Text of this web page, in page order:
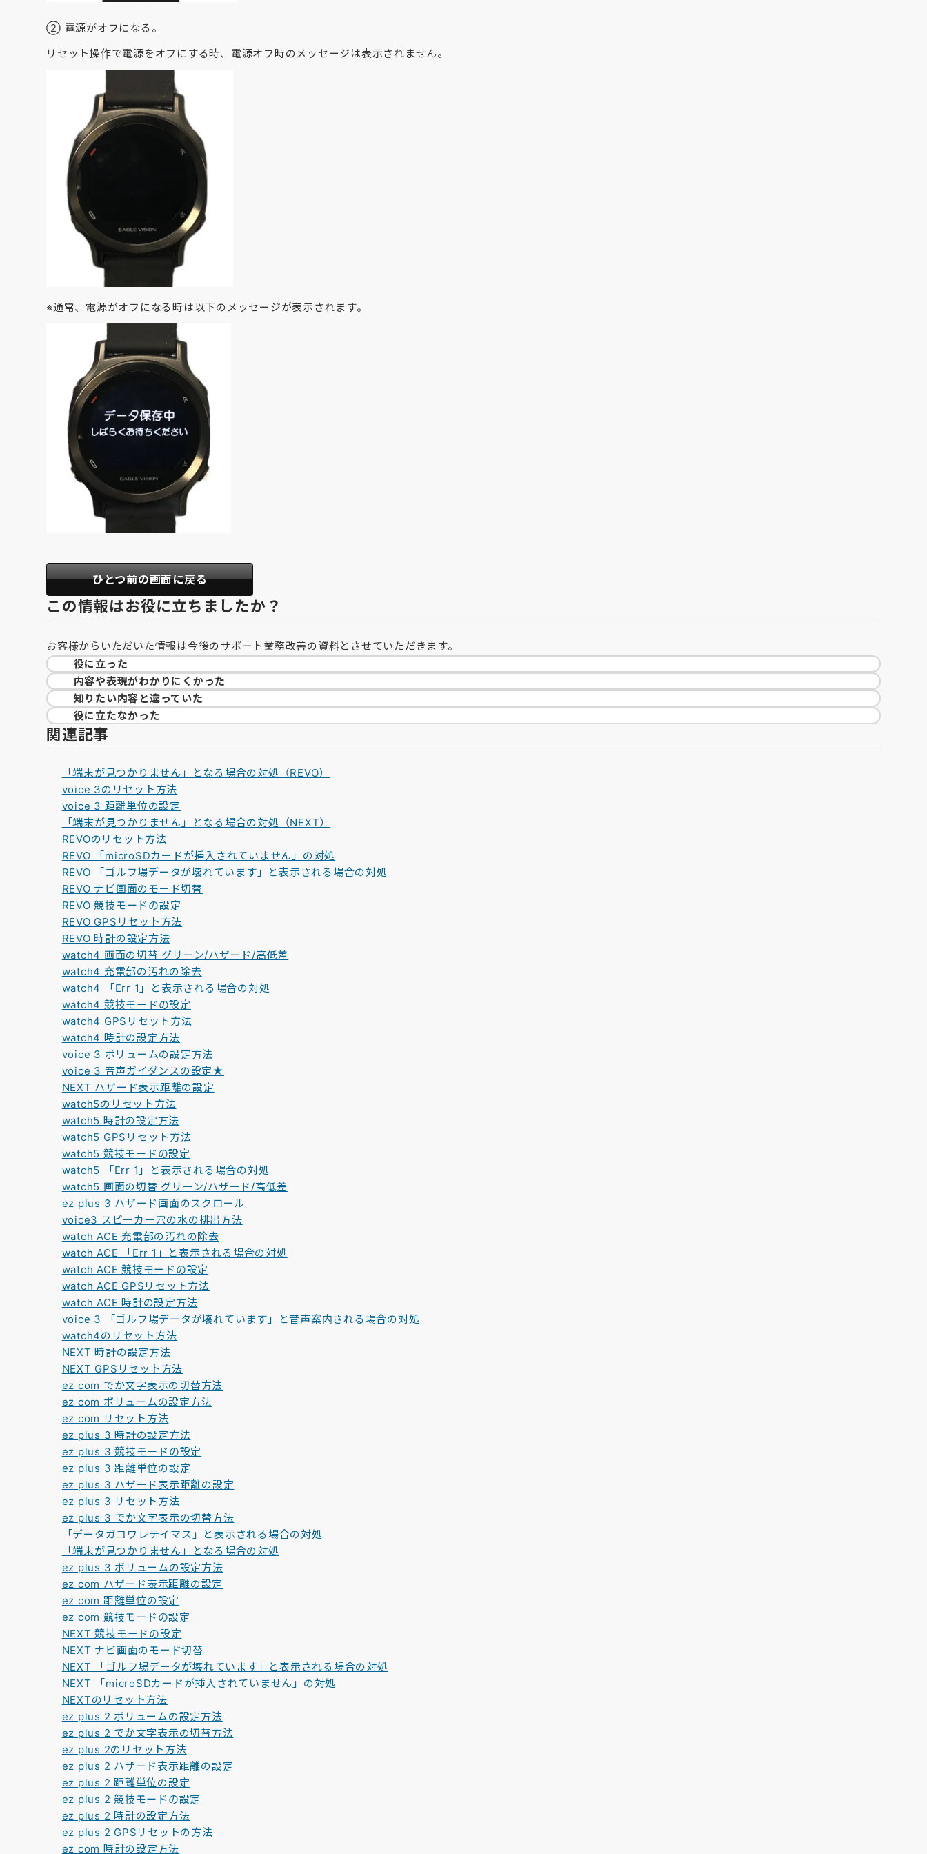
② 電源がオフになる。
リセット操作で電源をオフにする時、電源オフ時のメッセージは表示されません。
※通常、電源がオフになる時は以下のメッセージが表示されます。
ひとつ前の画面に戻る
この情報はお役に立ちましたか？
お客様からいただいた情報は今後のサポート業務改善の資料とさせていただきます。
役に立った
内容や表現がわかりにくかった
知りたい内容と違っていた
役に立たなかった
関連記事
「端末が見つかりません」となる場合の対処（REVO）
voice 3のリセット方法
voice 3 距離単位の設定
「端末が見つかりません」となる場合の対処（NEXT）
REVOのリセット方法
REVO 「microSDカードが挿入されていません」の対処
REVO 「ゴルフ場データが壊れています」と表示される場合の対処
REVO ナビ画面のモード切替
REVO 競技モードの設定
REVO GPSリセット方法
REVO 時計の設定方法
watch4 画面の切替 グリーン/ハザード/高低差
watch4 充電部の汚れの除去
watch4 「Err 1」と表示される場合の対処
watch4 競技モードの設定
watch4 GPSリセット方法
watch4 時計の設定方法
voice 3 ボリュームの設定方法
voice 3 音声ガイダンスの設定★
NEXT ハザード表示距離の設定
watch5のリセット方法
watch5 時計の設定方法
watch5 GPSリセット方法
watch5 競技モードの設定
watch5 「Err 1」と表示される場合の対処
watch5 画面の切替 グリーン/ハザード/高低差
ez plus 3 ハザード画面のスクロール
voice3 スピーカー穴の水の排出方法
watch ACE 充電部の汚れの除去
watch ACE 「Err 1」と表示される場合の対処
watch ACE 競技モードの設定
watch ACE GPSリセット方法
watch ACE 時計の設定方法
voice 3 「ゴルフ場データが壊れています」と音声案内される場合の対処
watch4のリセット方法
NEXT 時計の設定方法
NEXT GPSリセット方法
ez com でか文字表示の切替方法
ez com ボリュームの設定方法
ez com リセット方法
ez plus 3 時計の設定方法
ez plus 3 競技モードの設定
ez plus 3 距離単位の設定
ez plus 3 ハザード表示距離の設定
ez plus 3 リセット方法
ez plus 3 でか文字表示の切替方法
「データガコワレテイマス」と表示される場合の対処
「端末が見つかりません」となる場合の対処
ez plus 3 ボリュームの設定方法
ez com ハザード表示距離の設定
ez com 距離単位の設定
ez com 競技モードの設定
NEXT 競技モードの設定
NEXT ナビ画面のモード切替
NEXT 「ゴルフ場データが壊れています」と表示される場合の対処
NEXT 「microSDカードが挿入されていません」の対処
NEXTのリセット方法
ez plus 2 ボリュームの設定方法
ez plus 2 でか文字表示の切替方法
ez plus 2のリセット方法
ez plus 2 ハザード表示距離の設定
ez plus 2 距離単位の設定
ez plus 2 競技モードの設定
ez plus 2 時計の設定方法
ez plus 2 GPSリセットの方法
ez com 時計の設定方法